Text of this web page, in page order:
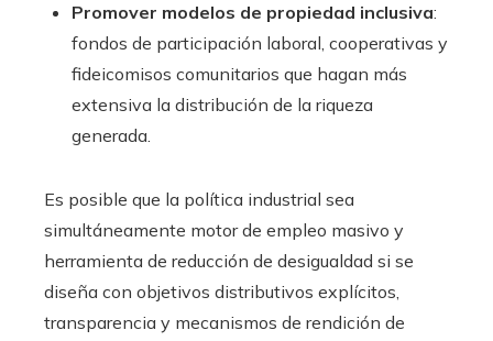
Promover modelos de propiedad inclusiva:
fondos de participación laboral, cooperativas y
fideicomisos comunitarios que hagan más
extensiva la distribución de la riqueza
generada.
Es posible que la política industrial sea
simultáneamente motor de empleo masivo y
herramienta de reducción de desigualdad si se
diseña con objetivos distributivos explícitos,
transparencia y mecanismos de rendición de